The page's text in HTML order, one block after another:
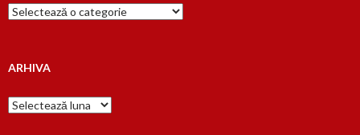
Cauta
dupa…
ARHIVA
Arhiva